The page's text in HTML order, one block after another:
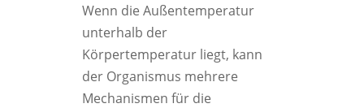
Wenn die Außentemperatur
unterhalb der
Körpertemperatur liegt, kann
der Organismus mehrere
Mechanismen für die